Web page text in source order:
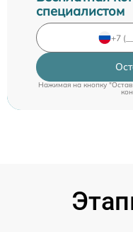
специалистом
Нажимая на кнопку